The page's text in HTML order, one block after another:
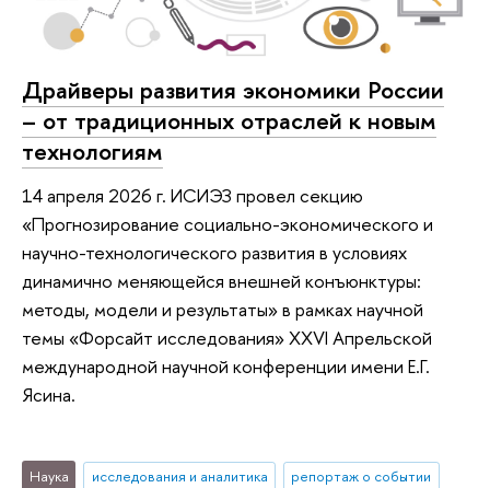
Драйверы развития экономики России
– от традиционных отраслей к новым
технологиям
14 апреля 2026 г. ИСИЭЗ провел секцию
«Прогнозирование социально-экономического и
научно-технологического развития в условиях
динамично меняющейся внешней конъюнктуры:
методы, модели и результаты» в рамках научной
темы «Форсайт исследования» XXVI Апрельской
международной научной конференции имени Е.Г.
Ясина.
Наука исследования и аналитика
репортаж о событии